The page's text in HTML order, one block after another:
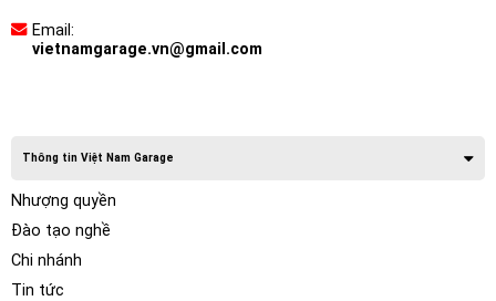
Email:
vietnamgarage.vn@gmail.com
Thông tin Việt Nam Garage
Nhượng quyền
Đào tạo nghề
Chi nhánh
Tin tức